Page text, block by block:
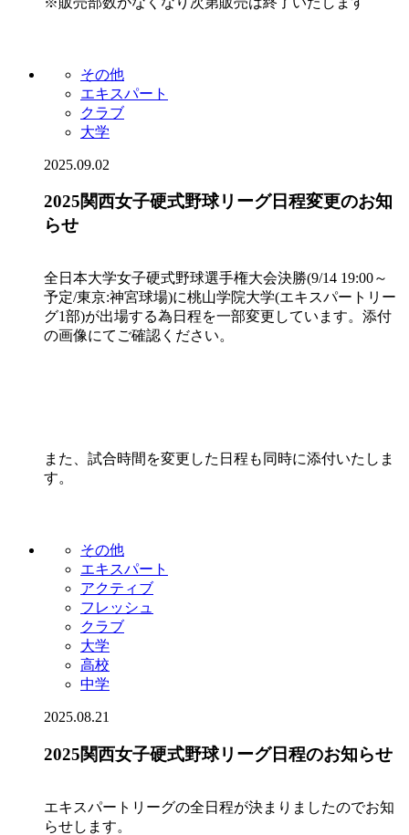
その他
エキスパート
クラブ
大学
2025.09.02
2025関西女子硬式野球リーグ日程変更のお知
らせ
全日本大学女子硬式野球選手権大会決勝(9/14 19:00～
予定/東京:神宮球場)に桃山学院大学(エキスパートリー
グ1部)が出場する為日程を一部変更しています。添付
の画像にてご確認ください。
また、試合時間を変更した日程も同時に添付いたしま
す。
その他
エキスパート
アクティブ
フレッシュ
クラブ
大学
高校
中学
2025.08.21
2025関西女子硬式野球リーグ日程のお知らせ
エキスパートリーグの全日程が決まりましたのでお知
らせします。